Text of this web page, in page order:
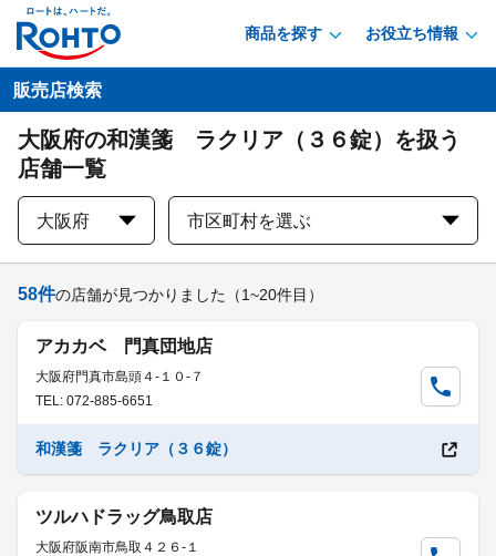
商品を探す お役立ち情報
販売店検索
大阪府の和漢箋 ラクリア（３６錠）を扱う
店舗一覧
大阪府 市区町村を選ぶ
58件の店舗が見つかりました （1~20件目）
アカカベ 門真団地店
大阪府門真市島頭４-１０-７
TEL: 072-885-6651
和漢箋 ラクリア（３６錠）
ツルハドラッグ鳥取店
大阪府阪南市鳥取４２６-１